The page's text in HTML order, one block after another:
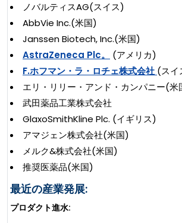
ノバルティスAG(スイス)
AbbVie Inc.(米国)
Janssen Biotech, Inc.(米国)
AstraZeneca Plc。
(アメリカ)
F.ホフマン・ラ・ロチェ株式会社 (スイ
エリ・リリー・アンド・カンパニー(米
武田薬品工業株式会社
GlaxoSmithKline Plc. (イギリス)
アマジェン株式会社(米国)
メルク&株式会社(米国)
推奨医薬品(米国)
最近の産業発展:
プロダクト進水: